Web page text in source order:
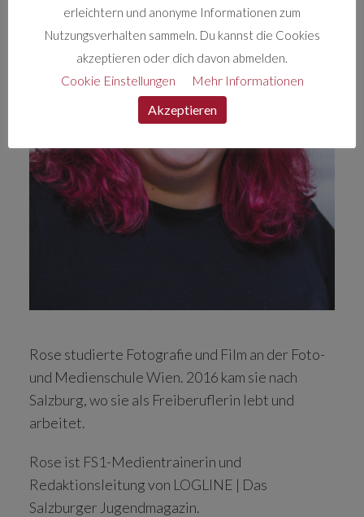
Rose studierte Fotografie und Film an der Foto-
und Medienschule Wien. 2016 kam sie nach
Salzburg, wo sie als Freiberuflerin lebt und
arbeitet.
Rose ist FS1-Medientrainerin und
Redaktionsleitung von LOGLINE | Das
Salzburger Jugendmagazin.
erleichtern und anonyme Informationen zum
Nutzungsverhalten sammeln. Du kannst die Cookies
akzeptieren oder dich davon abmelden.
Cookie Einstellungen
Mehr Informationen
Akzeptieren